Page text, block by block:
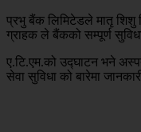
प्रभु बैंक लिमिटेडले मातृ शिशु
ग्राहक ले बैंकको सम्पूर्ण
ए.टि.एम.को उद्‍घाटन भने
सेवा सुविधा को बारेमा